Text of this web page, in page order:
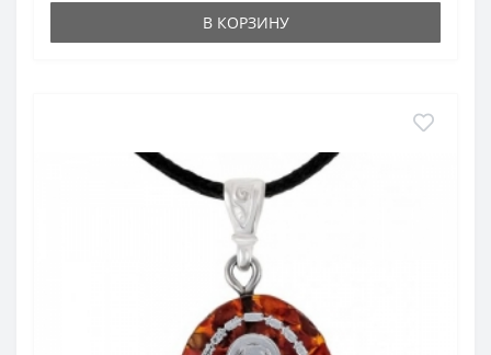
В КОРЗИНУ